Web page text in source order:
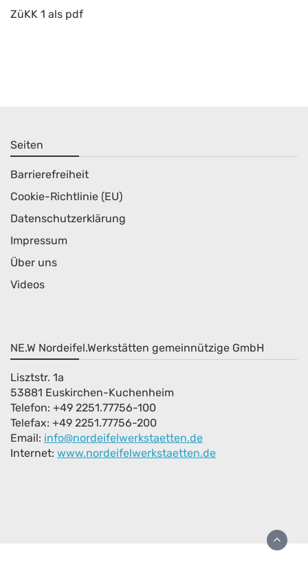
ZüKK 1 als pdf
Seiten
Barrierefreiheit
Cookie-Richtlinie (EU)
Datenschutzerklärung
Impressum
Über uns
Videos
NE.W Nordeifel.Werkstätten gemeinnützige GmbH
Lisztstr. 1a
53881 Euskirchen-Kuchenheim
Telefon: +49 2251.77756-100
Telefax: +49 2251.77756-200
Email: info@nordeifelwerkstaetten.de
Internet: www.nordeifelwerkstaetten.de